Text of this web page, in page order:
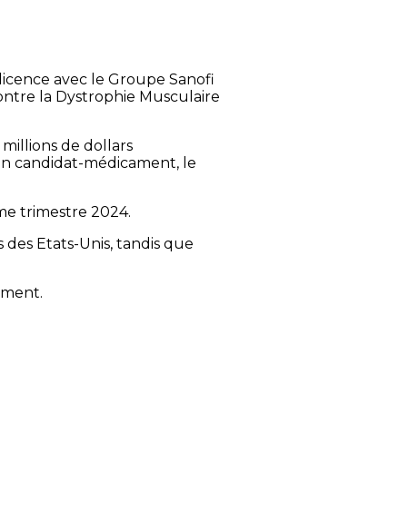
avec le Groupe Sanofi
la Dystrophie Musculaire
de dollars
candidat-médicament, le
trimestre 2024.
Etats-Unis, tandis que